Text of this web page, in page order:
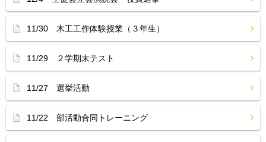
11/30 木工工作体験授業（３年生）
11/29 ２学期末テスト
11/27 選挙活動
11/22 部活動合同トレーニング